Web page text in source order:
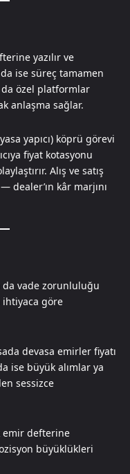
yazılır ve
ise süreç tamamen
da özel platformlar
anlaşma sağlar.
yapıcı) köprü görevi
fiyat kotasyonu
Alış ve satış
dealer’ın kâr marjını
vade zorunluluğu
ihtiyaca göre
devasa emirler fiyatı
ise büyük alımlar ya
sessizce
emir defterine
büyüklükleri